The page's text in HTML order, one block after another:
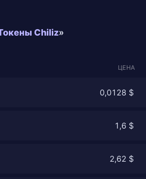
Chiliz»
ЦЕНА
0,0128 $
1,6 $
2,62 $